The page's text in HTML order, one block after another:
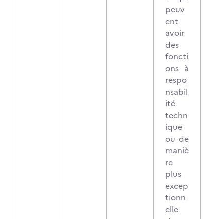
peuv
ent
avoir
des
foncti
ons à
respo
nsabil
ité
techn
ique
ou de
maniè
re
plus
excep
tionn
elle